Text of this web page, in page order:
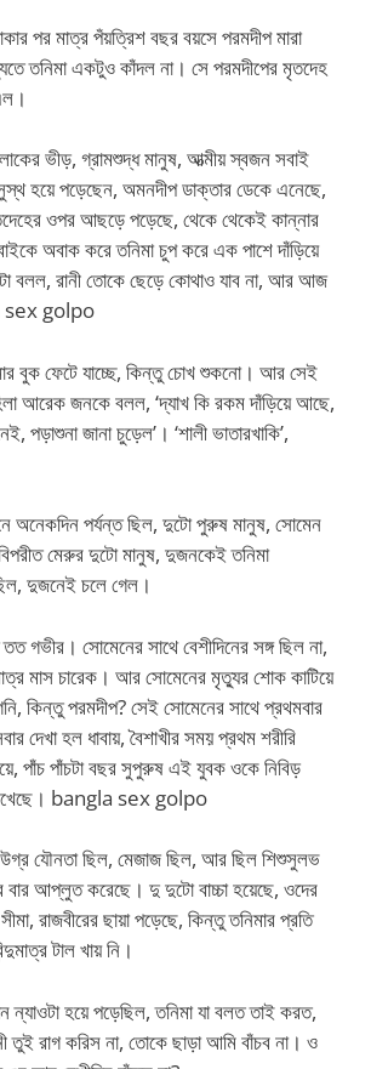
পর মাত্র পঁয়ত্রিশ বছর বয়সে পরমদীপ মারা
তনিমা একটুও কাঁদল না। সে পরমদীপের মৃতদেহ
ভীড়, গ্রামশুদ্ধ মানুষ, আত্মীয় স্বজন সবাই
হয়ে পড়েছেন, অমনদীপ ডাক্তার ডেকে এনেছে,
ওপর আছড়ে পড়েছে, থেকে থেকেই কান্নার
অবাক করে তনিমা চুপ করে এক পাশে দাঁড়িয়ে
বলল, রানী তোকে ছেড়ে কোথাও যাব না, আর আজ
sex golpo
বুক ফেটে যাচ্ছে, কিন্তু চোখ শুকনো। আর সেই
আরেক জনকে বলল, ‘দ্যাখ কি রকম দাঁড়িয়ে আছে,
পড়াশুনা জানা চুড়েল’। ‘শালী ভাতারখাকি’,
অনেকদিন পর্যন্ত ছিল, দুটো পুরুষ মানুষ, সোমেন
মেরুর দুটো মানুষ, দুজনকেই তনিমা
দুজনেই চলে গেল।
তত গভীর। সোমেনের সাথে বেশীদিনের সঙ্গ ছিল না,
মাস চারেক। আর সোমেনের মৃত্যুর শোক কাটিয়ে
কিন্তু পরমদীপ? সেই সোমেনের সাথে প্রথমবার
দেখা হল ধাবায়, বৈশাখীর সময় প্রথম শরীরি
পাঁচ পাঁচটা বছর সুপুরুষ এই যুবক ওকে নিবিড়
রেখেছে। bangla sex golpo
উগ্র যৌনতা ছিল, মেজাজ ছিল, আর ছিল শিশুসুলভ
বার আপ্লুত করেছে। দু দুটো বাচ্চা হয়েছে, ওদের
রাজবীরের ছায়া পড়েছে, কিন্তু তনিমার প্রতি
টাল খায় নি।
ন্যাওটা হয়ে পড়েছিল, তনিমা যা বলত তাই করত,
তুই রাগ করিস না, তোকে ছাড়া আমি বাঁচব না। ও